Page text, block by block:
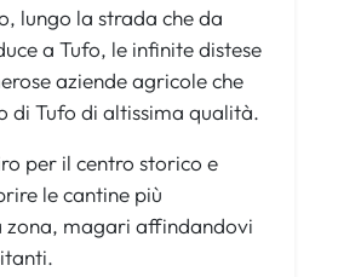
lungo la strada che da
a Tufo, le infinite distese
aziende agricole che
di Tufo di altissima qualità.
per il centro storico e
le cantine più
zona, magari affindandovi